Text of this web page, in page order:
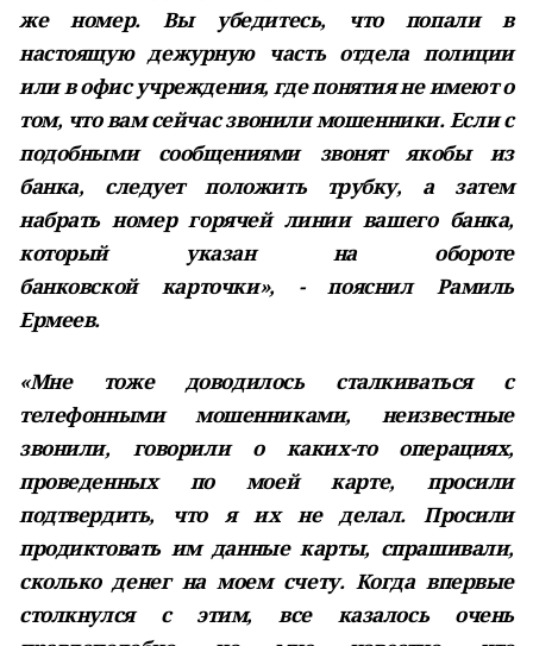
же номер. Вы убедитесь, что попали в
настоящую дежурную часть отдела полиции
или в офис учреждения, где понятия не имеют о
том, что вам сейчас звонили мошенники. Если с
подобными сообщениями звонят якобы из
банка, следует положить трубку, а затем
набрать номер горячей линии вашего банка,
который указан на обороте
банковской карточки», - пояснил Рамиль
Ермеев.
«Мне тоже доводилось сталкиваться с
телефонными мошенниками, неизвестные
звонили, говорили о каких-то операциях,
проведенных по моей карте, просили
подтвердить, что я их не делал. Просили
продиктовать им данные карты, спрашивали,
сколько денег на моем счету. Когда впервые
столкнулся с этим, все казалось очень